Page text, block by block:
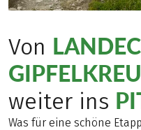
Von
weiter ins
Was für eine schöne